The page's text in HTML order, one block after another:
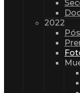
2022